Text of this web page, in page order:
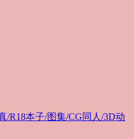
/R18本子/图集/CG同人/3D动